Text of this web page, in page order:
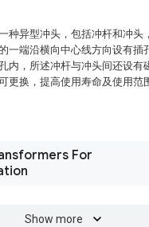
种异型冲头，包括冲杆和冲头
一端沿横向中心线方向设有插
内，所述冲杆与冲头间还设有
更换，提高使用寿命及使用范
For
Show more